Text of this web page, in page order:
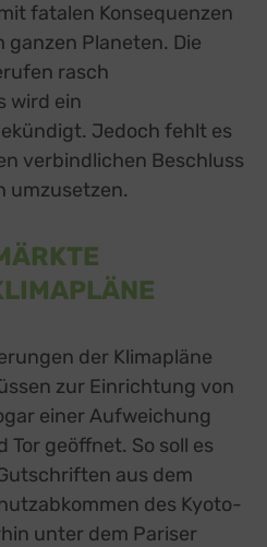
fatalen Konsequenzen
Planeten. Die
rasch
wird ein
Jedoch fehlt es
verbindlichen Beschluss
umzusetzen.
der Klimapläne
zur Einrichtung von
einer Aufweichung
Tor geöffnet. So soll es
aus dem
des Kyoto-
unter dem Pariser